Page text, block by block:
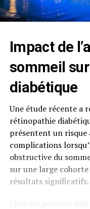
Impact de
sommeil
diabétique
Une étude récente a
rétinopathie
présentent un risque
complications
obstructive du
sur une large
résultats significatifs.